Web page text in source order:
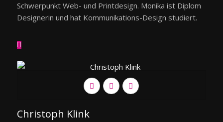
Schwerpunkt Web- und Printdesign. Monika ist Diplom
Designerin und hat Kommunikations-Design studiert.
Christoph Klink